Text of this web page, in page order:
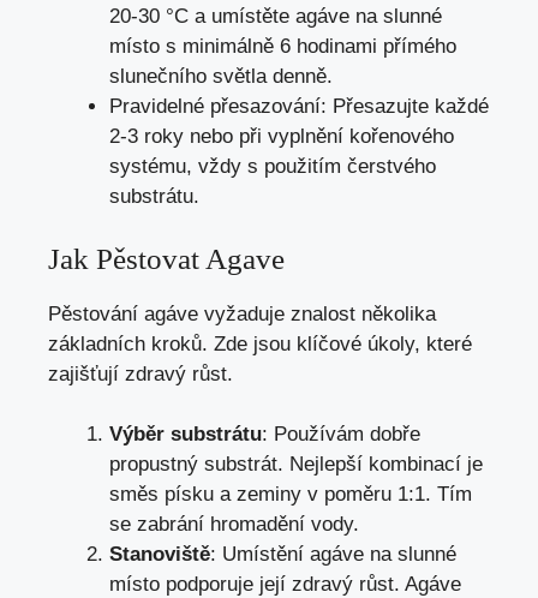
20-30 °C a umístěte agáve na slunné
místo s minimálně 6 hodinami přímého
slunečního světla denně.
Pravidelné přesazování: Přesazujte každé
2-3 roky nebo při vyplnění kořenového
systému, vždy s použitím čerstvého
substrátu.
Jak Pěstovat Agave
Pěstování agáve vyžaduje znalost několika
základních kroků. Zde jsou klíčové úkoly, které
zajišťují zdravý růst.
Výběr substrátu: Používám dobře
propustný substrát. Nejlepší kombinací je
směs písku a zeminy v poměru 1:1. Tím
se zabrání hromadění vody.
Stanoviště: Umístění agáve na slunné
místo podporuje její zdravý růst. Agáve